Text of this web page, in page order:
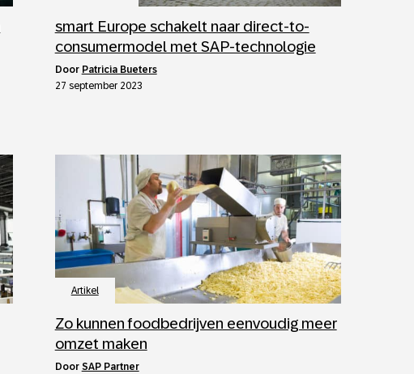
smart Europe schakelt naar direct-to-
consumermodel met SAP-technologie
door Patricia Bueters
27 september 2023
Artikel
Zo kunnen foodbedrijven eenvoudig meer
omzet maken
door SAP Partner